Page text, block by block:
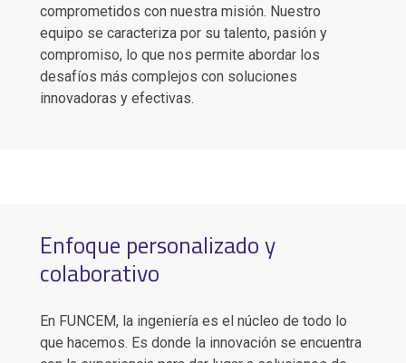
comprometidos con nuestra misión. Nuestro
equipo se caracteriza por su talento, pasión y
compromiso, lo que nos permite abordar los
desafíos más complejos con soluciones
innovadoras y efectivas.
Enfoque personalizado y
colaborativo
En FUNCEM, la ingeniería es el núcleo de todo lo
que hacemos. Es donde la innovación se encuentra